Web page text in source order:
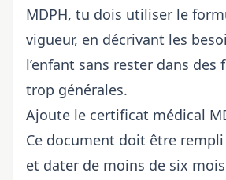
MDPH, tu dois utiliser le
vigueur, en décrivant les
l’enfant sans rester dans
trop générales.
Ajoute le certificat médical
Ce document doit être
et dater de moins de six